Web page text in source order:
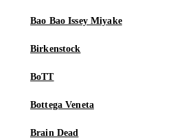
Bao Bao Issey Miyake
Birkenstock
BoTT
Bottega Veneta
Brain Dead